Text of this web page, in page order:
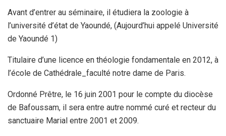
Avant d’entrer au séminaire, il étudiera la zoologie à
l’université d’état de Yaoundé, (Aujourd’hui appelé Université
de Yaoundé 1)
Titulaire d’une licence en théologie fondamentale en 2012, à
l’école de Cathédrale_faculté notre dame de Paris.
Ordonné Prêtre, le 16 juin 2001 pour le compte du diocèse
de Bafoussam, il sera entre autre nommé curé et recteur du
sanctuaire Marial entre 2001 et 2009.